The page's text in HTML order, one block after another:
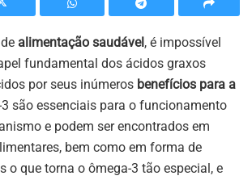
alimentação saudável, é impossível
fundamental dos ácidos graxos
por seus inúmeros benefícios para a
são essenciais para o funcionamento
e podem ser encontrados em
bem como em forma de
o que torna o ômega-3 tão especial, e